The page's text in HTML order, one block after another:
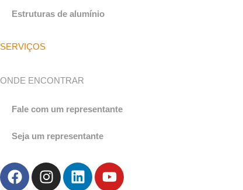
Estruturas de alumínio
SERVIÇOS
ONDE ENCONTRAR
Fale com um representante
Seja um representante